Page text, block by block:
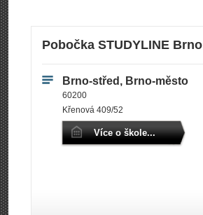
Pobočka STUDYLINE Brno
Brno-střed, Brno-město
60200
Křenová 409/52
Více o škole...